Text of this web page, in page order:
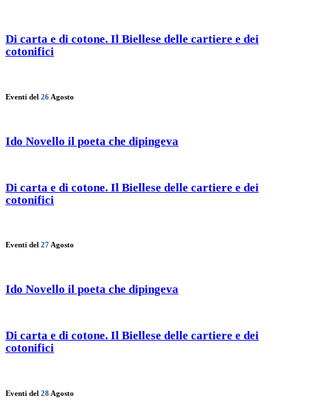
Di carta e di cotone. Il Biellese delle cartiere e dei
cotonifici
Eventi del 26 Agosto
Ido Novello il poeta che dipingeva
Di carta e di cotone. Il Biellese delle cartiere e dei
cotonifici
Eventi del 27 Agosto
Ido Novello il poeta che dipingeva
Di carta e di cotone. Il Biellese delle cartiere e dei
cotonifici
Eventi del 28 Agosto